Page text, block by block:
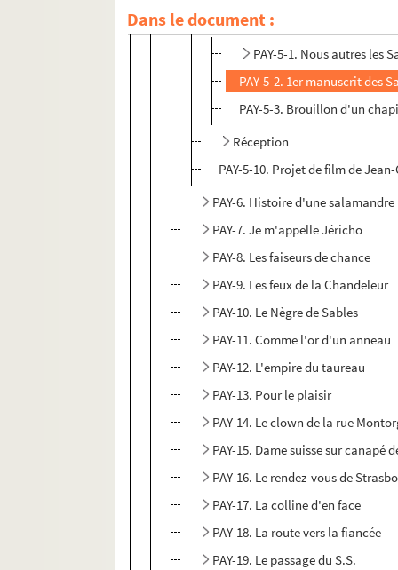
Dans le document :
Manuscrits
PAY-5-1. Nous autres les
PAY-5-2. 1er manuscrit des
PAY-5-3. Brouillon d'un
Réception
PAY-5-10. Projet de film de
PAY-6. Histoire d'une salamandre
PAY-7. Je m'appelle Jéricho
PAY-8. Les faiseurs de chance
PAY-9. Les feux de la Chandeleur
PAY-10. Le Nègre de Sables
PAY-11. Comme l'or d'un anneau
PAY-12. L'empire du taureau
PAY-13. Pour le plaisir
PAY-14. Le clown de la rue
PAY-15. Dame suisse sur canapé
PAY-16. Le rendez-vous de
PAY-17. La colline d'en face
PAY-18. La route vers la fiancée
PAY-19. Le passage du S.S.